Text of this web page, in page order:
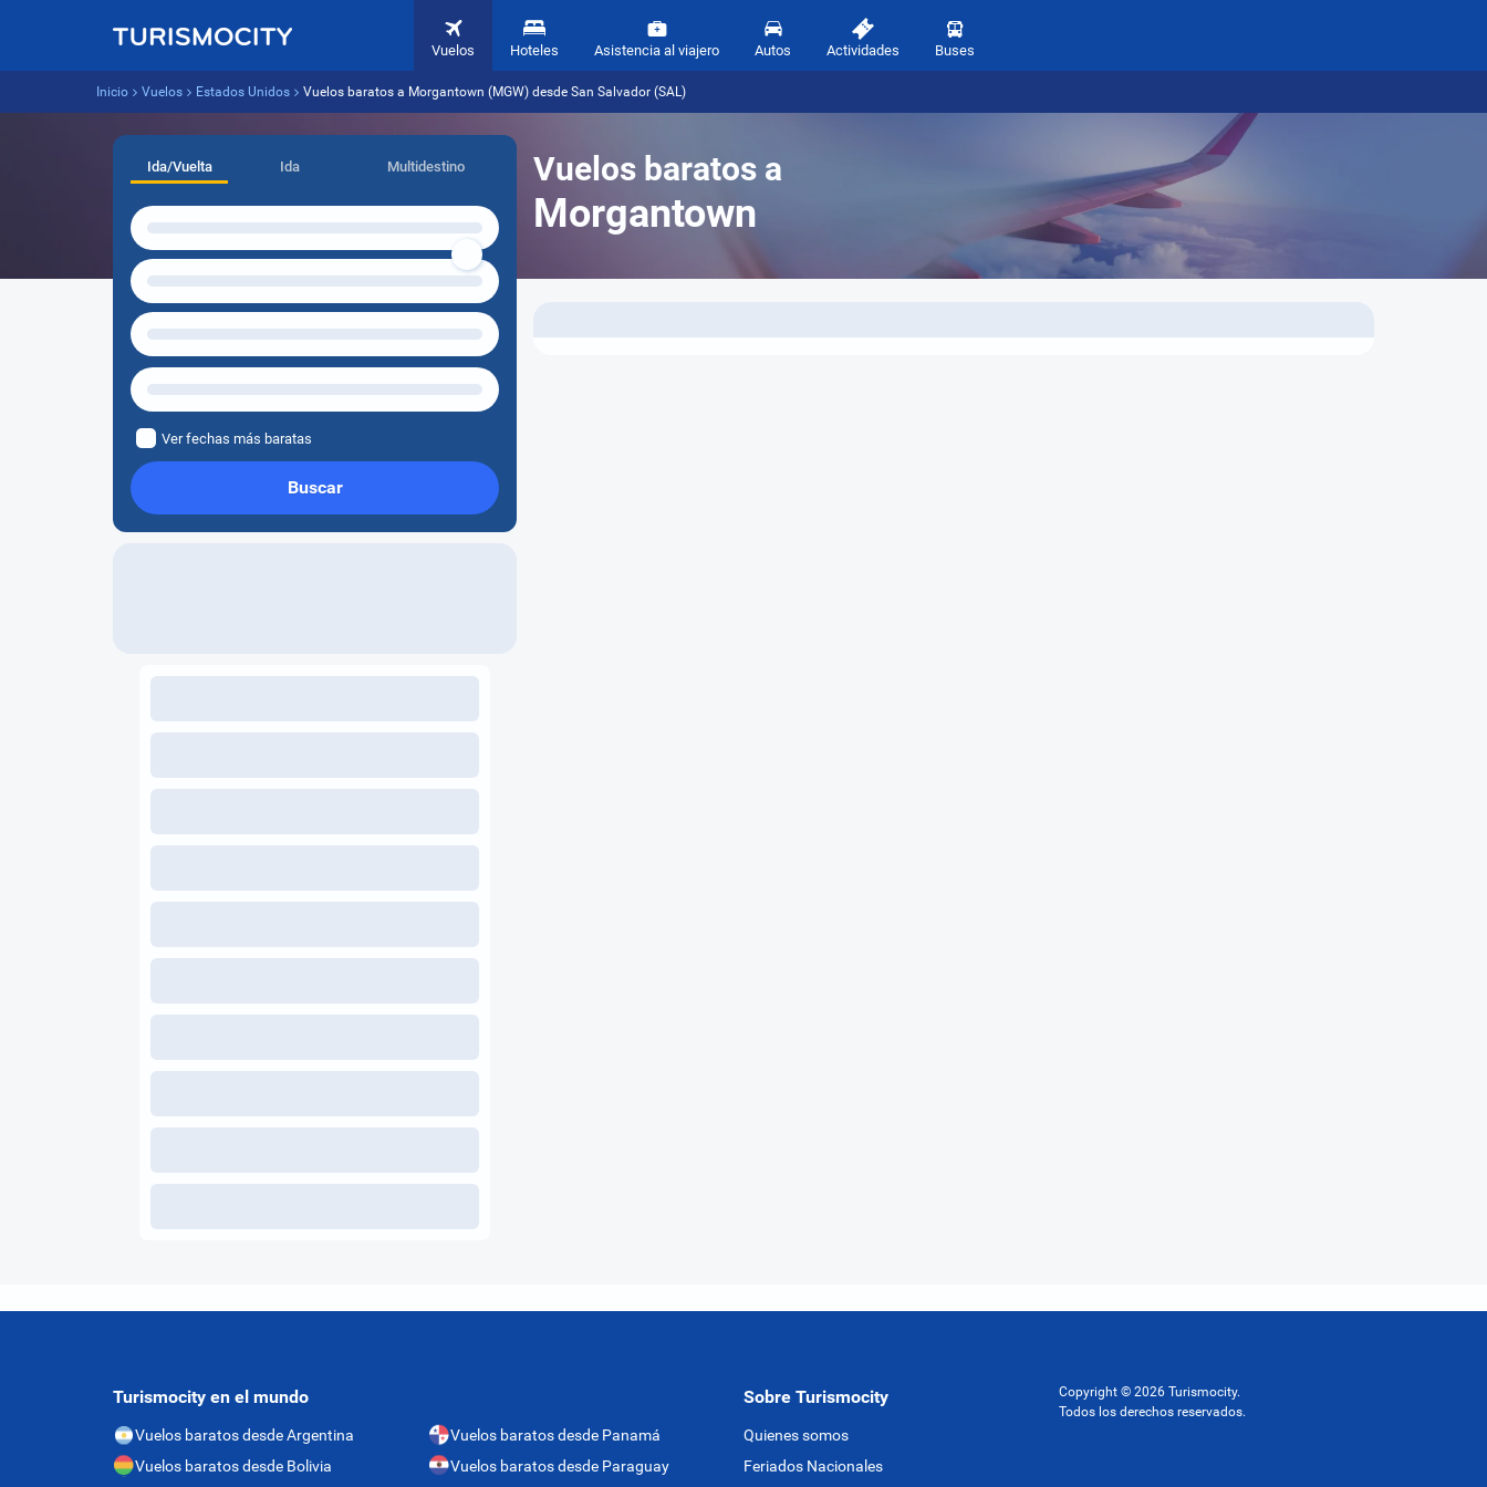
Vuelos Hoteles Asistencia al viajero Autos Actividades Buses
Inicio Vuelos Estados Unidos Vuelos baratos a Morgantown (MGW) desde San Salvador (SAL)
Vuelos baratos a
Morgantown
Ida/Vuelta Ida Multidestino
Ver fechas más baratas
Buscar
Turismocity en el mundo
Vuelos baratos desde Argentina
Vuelos baratos desde Bolivia
Vuelos baratos desde Panamá
Vuelos baratos desde Paraguay
Sobre Turismocity
Quienes somos
Feriados Nacionales
Copyright © 2026 Turismocity.
Todos los derechos reservados.